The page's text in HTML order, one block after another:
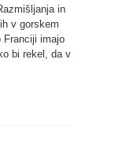
in
v gorskem
Franciji imajo
bi rekel, da v